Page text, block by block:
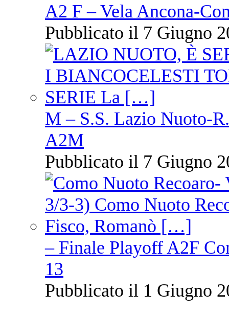
A2 F – Vela Ancona-
Pubblicato il 7 Giugno
M – S.S. Lazio Nuoto-
A2M
Pubblicato il 7 Giugno
– Finale Playoff A2F
13
Pubblicato il 1 Giugno